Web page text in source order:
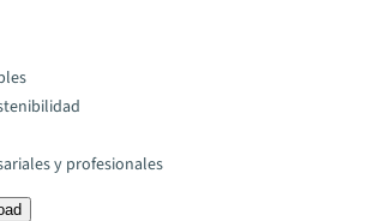
y profesionales